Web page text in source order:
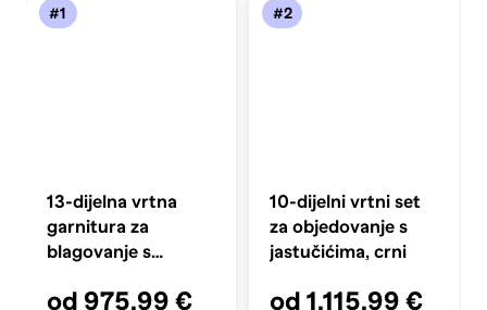
#1
13-dijelna vrtna
garnitura za
blagovanje s
antracitna
od 975,99 €
#2
10-dijelni vrtni set
za objedovanje s
jastučićima, crni
od 1.115,99 €